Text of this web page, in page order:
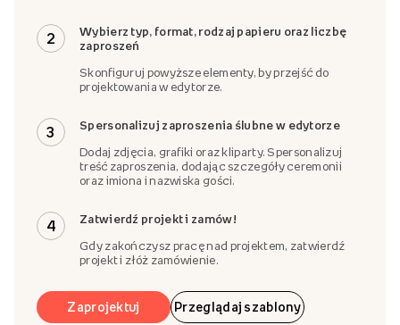
2
Wybierz typ, format, rodzaj papieru oraz liczbę
zaproszeń
Skonfiguruj powyższe elementy, by przejść do
projektowania w edytorze.
3 Spersonalizuj zaproszenia ślubne w edytorze
Dodaj zdjęcia, grafiki oraz kliparty. Spersonalizuj
treść zaproszenia, dodając szczegóły ceremonii
oraz imiona i nazwiska gości.
4 Zatwierdź projekt i zamów!
Gdy zakończysz pracę nad projektem, zatwierdź
projekt i złóż zamówienie.
Zaprojektuj Przeglądaj szablony